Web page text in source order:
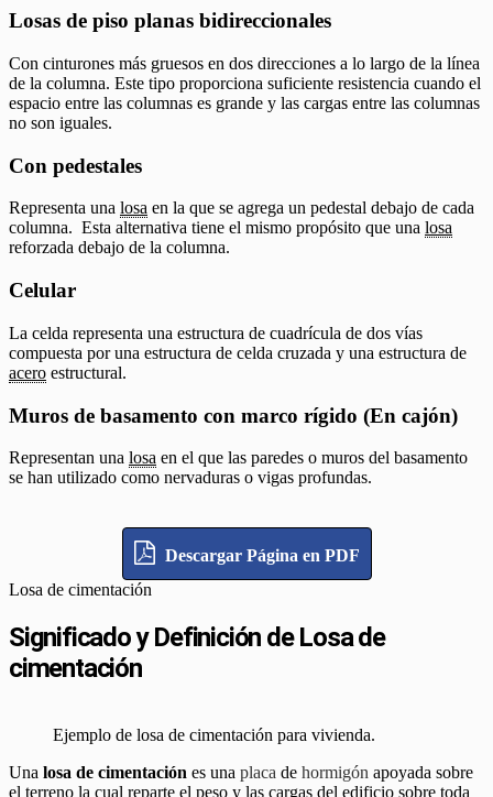
Losas de piso planas bidireccionales
Con cinturones más gruesos en dos direcciones a lo largo de la línea
de la columna. Este tipo proporciona suficiente resistencia cuando el
espacio entre las columnas es grande y las cargas entre las columnas
no son iguales.
Con pedestales
Representa una losa en la que se agrega un pedestal debajo de cada
columna. Esta alternativa tiene el mismo propósito que una losa
reforzada debajo de la columna.
Celular
La celda representa una estructura de cuadrícula de dos vías
compuesta por una estructura de celda cruzada y una estructura de
acero estructural.
Muros de basamento con marco rígido (En cajón)
Representan una losa en el que las paredes o muros del basamento
se han utilizado como nervaduras o vigas profundas.
Descargar Página en PDF
Losa de cimentación
Significado y Definición de Losa de
cimentación
Ejemplo de losa de cimentación para vivienda.
Una losa de cimentación es una placa de hormigón apoyada sobre
el terreno la cual reparte el peso y las cargas del edificio sobre toda